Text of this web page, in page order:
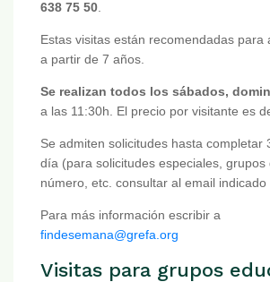
638 75 50
Estas visitas están recomendadas para
a partir de 7 años.
Se realizan todos los sábados,
a las 11:30h. El precio por visitante es
Se admiten solicitudes hasta completar
día (para solicitudes especiales, grupos
número, etc. consultar al email indicado
Para más información escribir a
findesemana@grefa.org
Visitas para grupos